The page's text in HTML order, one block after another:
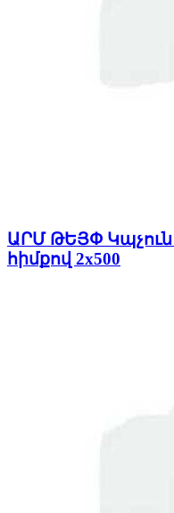
ԱՐՄ ԹԵՅՓ
հիմքով 2x500